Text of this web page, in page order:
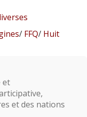
/ FFQ/ Huit
et
et des nations